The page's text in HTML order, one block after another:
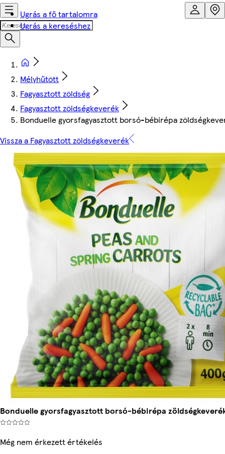
Ugrás a fő tartalomra
Ugrás a kereséshez
Mélyhűtött
Fagyasztott zöldség
Fagyasztott zöldségkeverék
Bonduelle gyorsfagyasztott borsó-bébirépa
Vissza a Fagyasztott zöldségkeverék
Bonduelle gyorsfagyasztott borsó-bébirépa
Még nem érkezett értékelés